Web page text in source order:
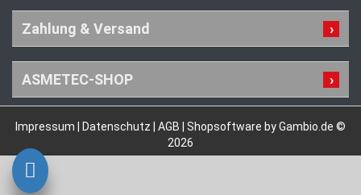
Zahlung & Versand
ASMETEC-SHOP
Impressum | Datenschutz | AGB | Shopsoftware by Gambio.de ©
2026